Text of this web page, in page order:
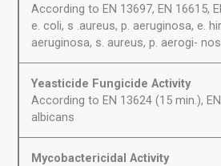
According to EN 13697, EN 16615,
e. coli, s .aureus, p. aeruginosa, e.
aeruginosa, s. aureus, p. aerogi-
Yeasticide Fungicide Activity
According to EN 13624 (15 min.),
albicans
Mycobactericidal Activity